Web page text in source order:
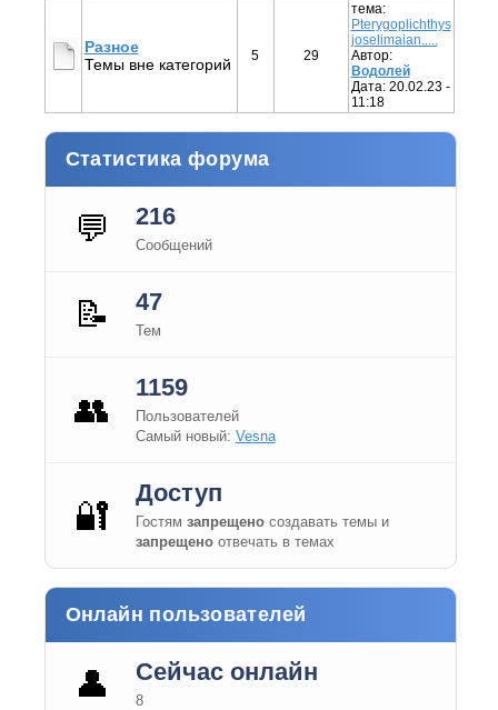
Разное
Темы вне категорий
5 29
тема:
Pterygoplichthys
joselimaian.....
Автор:
Водолей
Дата: 20.02.23 -
11:18
Статистика форума
💬 216
Сообщений
📝 47
Тем
👥
1159
Пользователей
Самый новый: Vesna
🔐
Доступ
Гостям запрещеносоздавать темы и
запрещеноотвечать в темах
Онлайн пользователей
👤 Сейчас онлайн
8